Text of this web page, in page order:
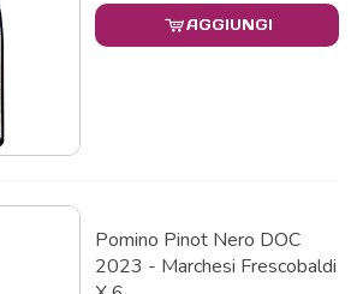
AGGIUNGI
Pomino Pinot Nero DOC
2023 - Marchesi Frescobaldi